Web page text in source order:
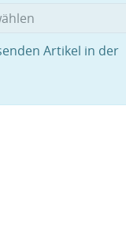
Artikel in der